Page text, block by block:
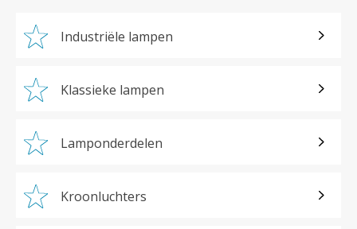
Industriële lampen
Klassieke lampen
Lamponderdelen
Kroonluchters